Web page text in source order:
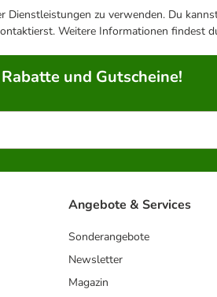
zu verwenden. Du
Weitere Informationen findest
und Gutscheine!
Angebote & Services
Sonderangebote
Newsletter
Magazin